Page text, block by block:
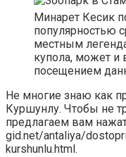
Минарет Кесик
популярностью
местным
купола, может и
посещением
Не многие знаю как
Куршунлу. Чтобы не
предлагаем вам
gid.net/antaliya/
kurshunlu.html.